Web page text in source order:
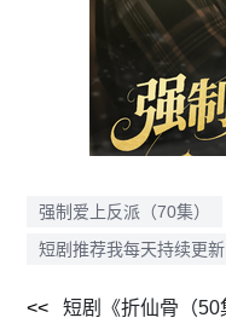
强制爱上反派（70集）
短剧推荐我每天持续更新